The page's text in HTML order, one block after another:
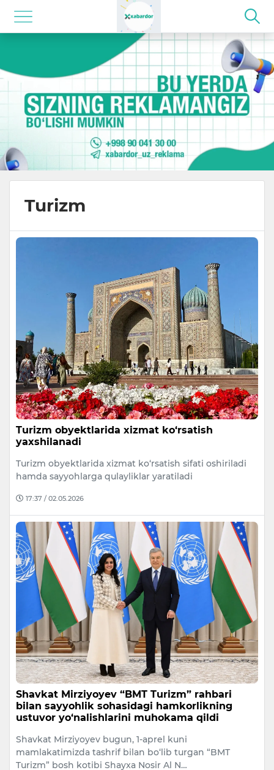
Turizm
Turizm obyektlarida xizmat ko‘rsatish
yaxshilanadi
Turizm obyektlarida xizmat ko‘rsatish sifati oshiriladi
hamda sayyohlarga qulayliklar yaratiladi
17:37 / 02.05.2026
Shavkat Mirziyoyev “BMT Turizm” rahbari
bilan sayyohlik sohasidagi hamkorlikning
ustuvor yo‘nalishlarini muhokama qildi
Shavkat Mirziyoyev bugun, 1-aprel kuni
mamlakatimizda tashrif bilan bo‘lib turgan “BMT
Turizm” bosh kotibi Shayxa Nosir Al N…